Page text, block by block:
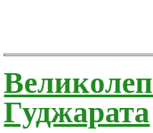
Гуджарата